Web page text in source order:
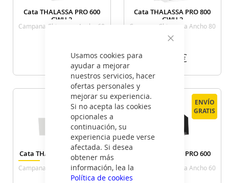
Usamos cookies para
ayudar a mejorar
nuestros servicios, hacer
ofertas personales y
mejorar su experiencia.
Si no acepta las cookies
opcionales a
continuación, su
experiencia puede verse
afectada. Si desea
obtener más
información, lea la
Política de cookies
Cata THALASSA PRO 600
GWH 2
Campana Chimenea Ancho 60
VER DETALLE
395
€
Cata THALASSA PRO 800
GWH 2
Campana Chimenea Ancho 80
Cm Blanca
419€
GRATIS
GRATIS
Cata THALASSA 900 GWH 2
Campana Chimenea Ancho 60
Cm Blanca
ENVÍO
GRATIS
ENVÍO
GRATIS
Cata THALASSA PRO 600
Campana Chimenea Ancho 60